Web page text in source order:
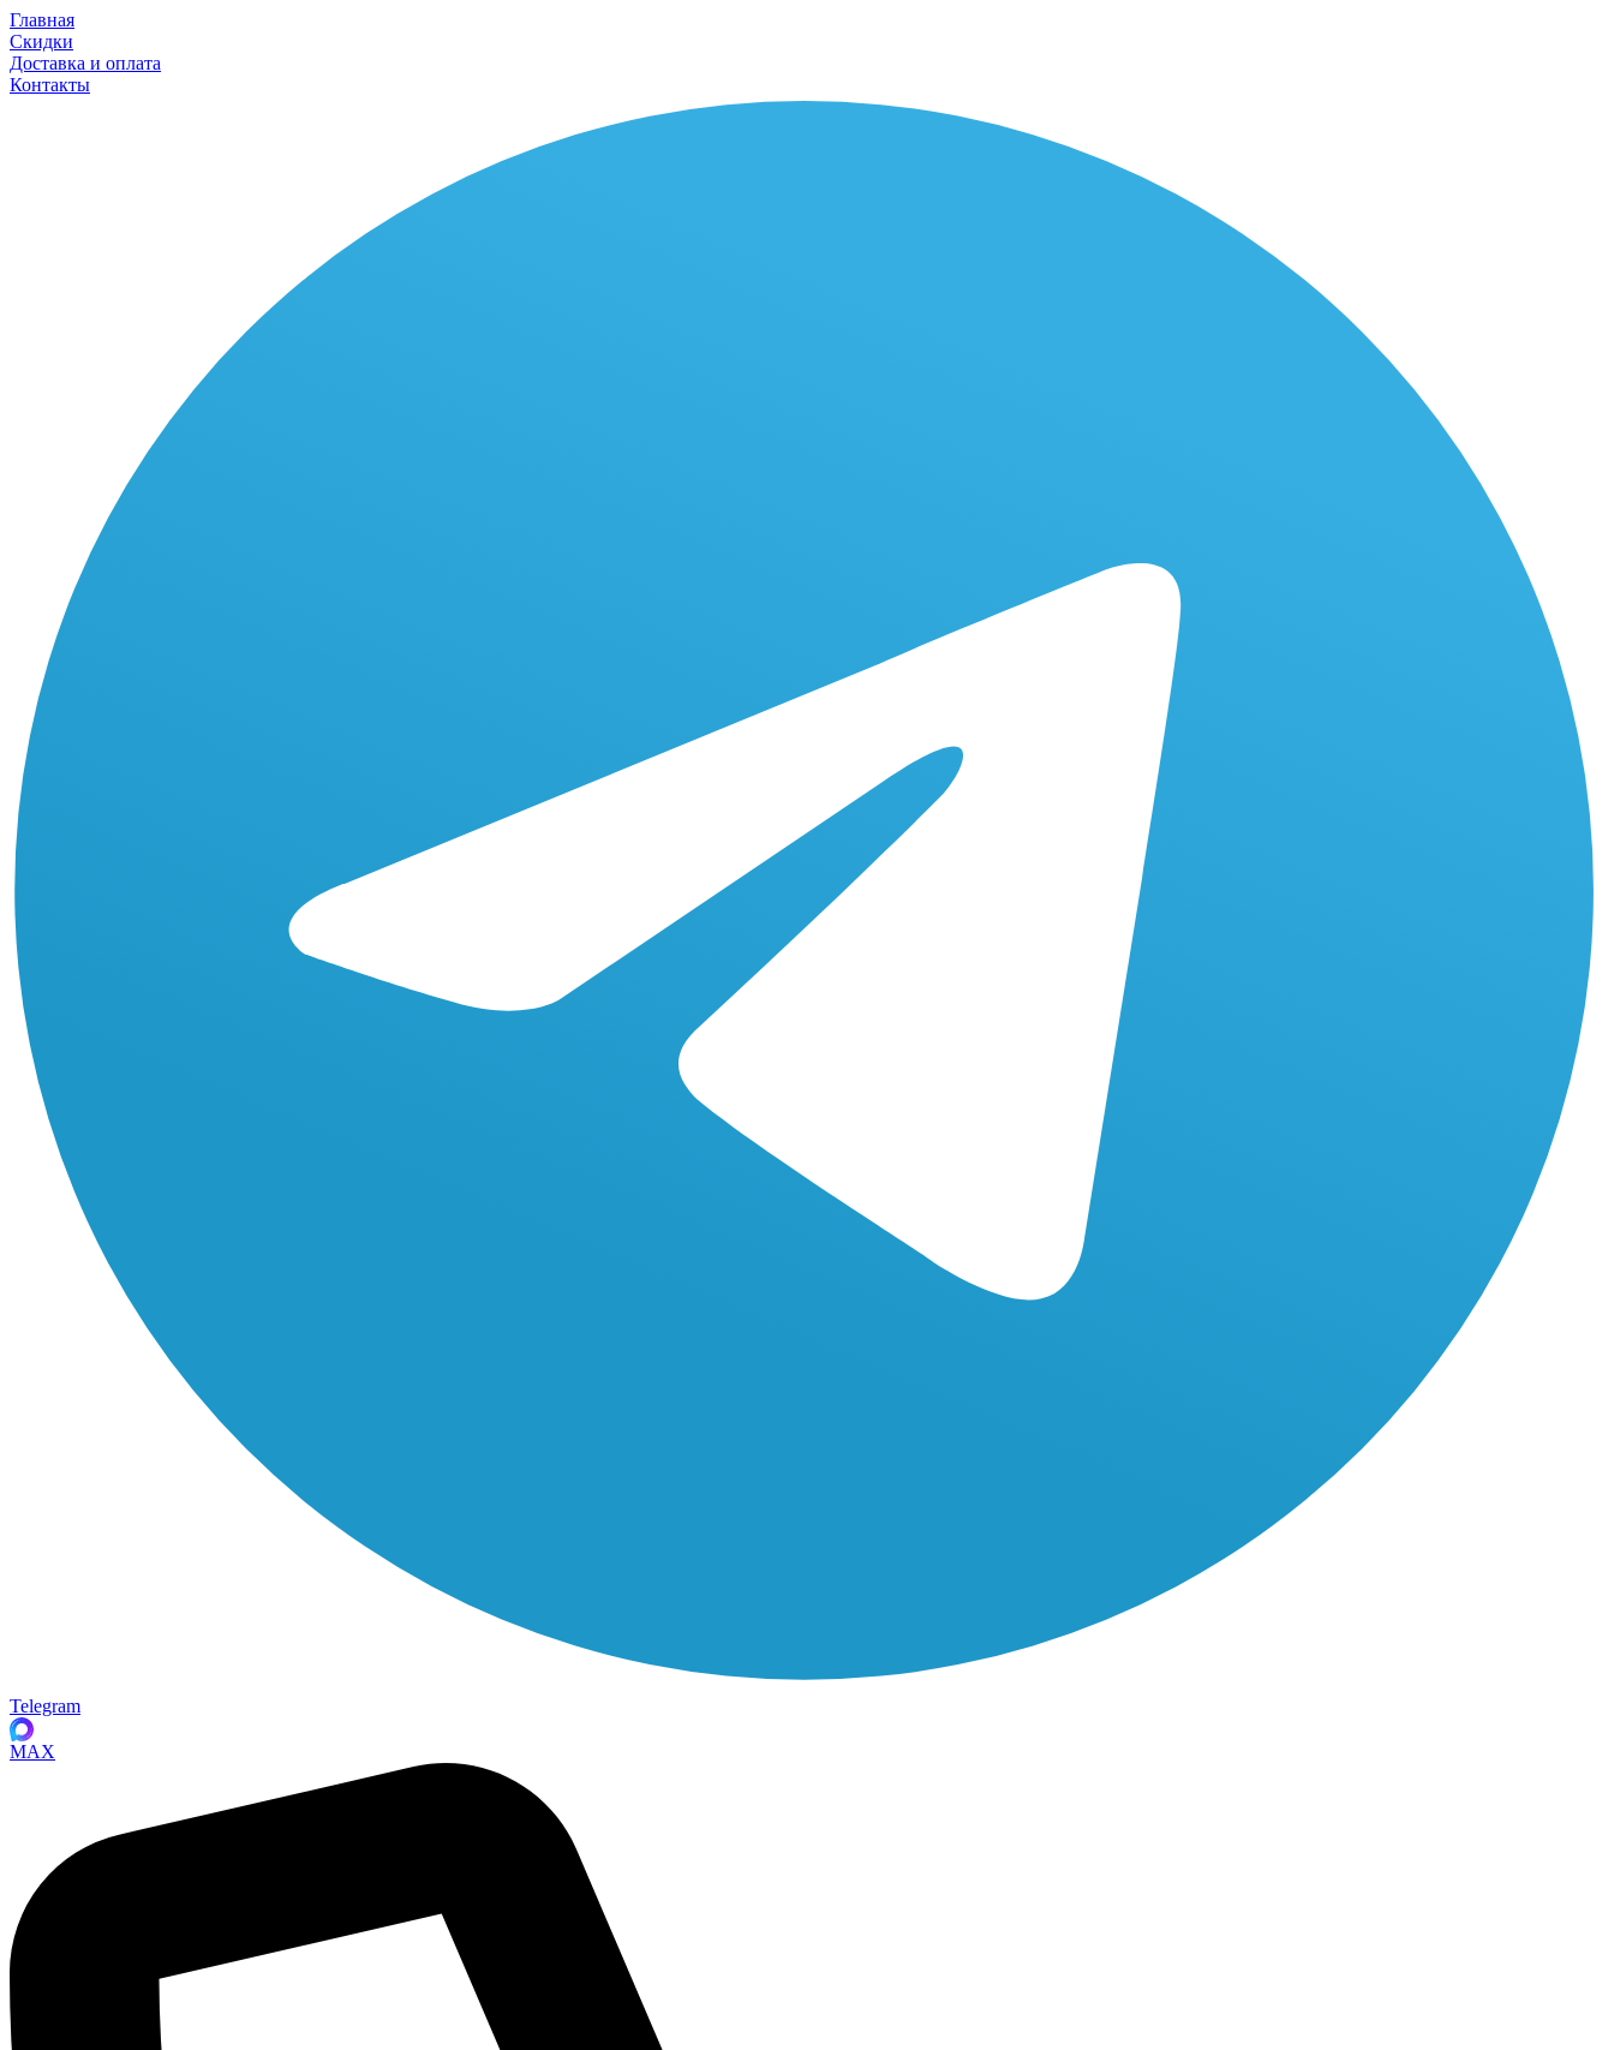
Главная
Скидки
Доставка и оплата
Контакты
Telegram
MAX